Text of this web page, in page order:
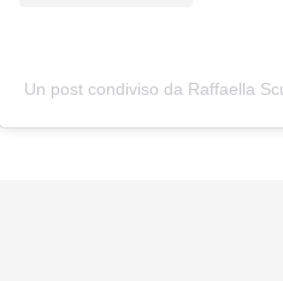
Un post condiviso da Raffaella